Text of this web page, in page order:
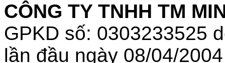
CÔNG TY TNHH TM
GPKD số: 0303233525
lần đầu ngày 08/04/2004